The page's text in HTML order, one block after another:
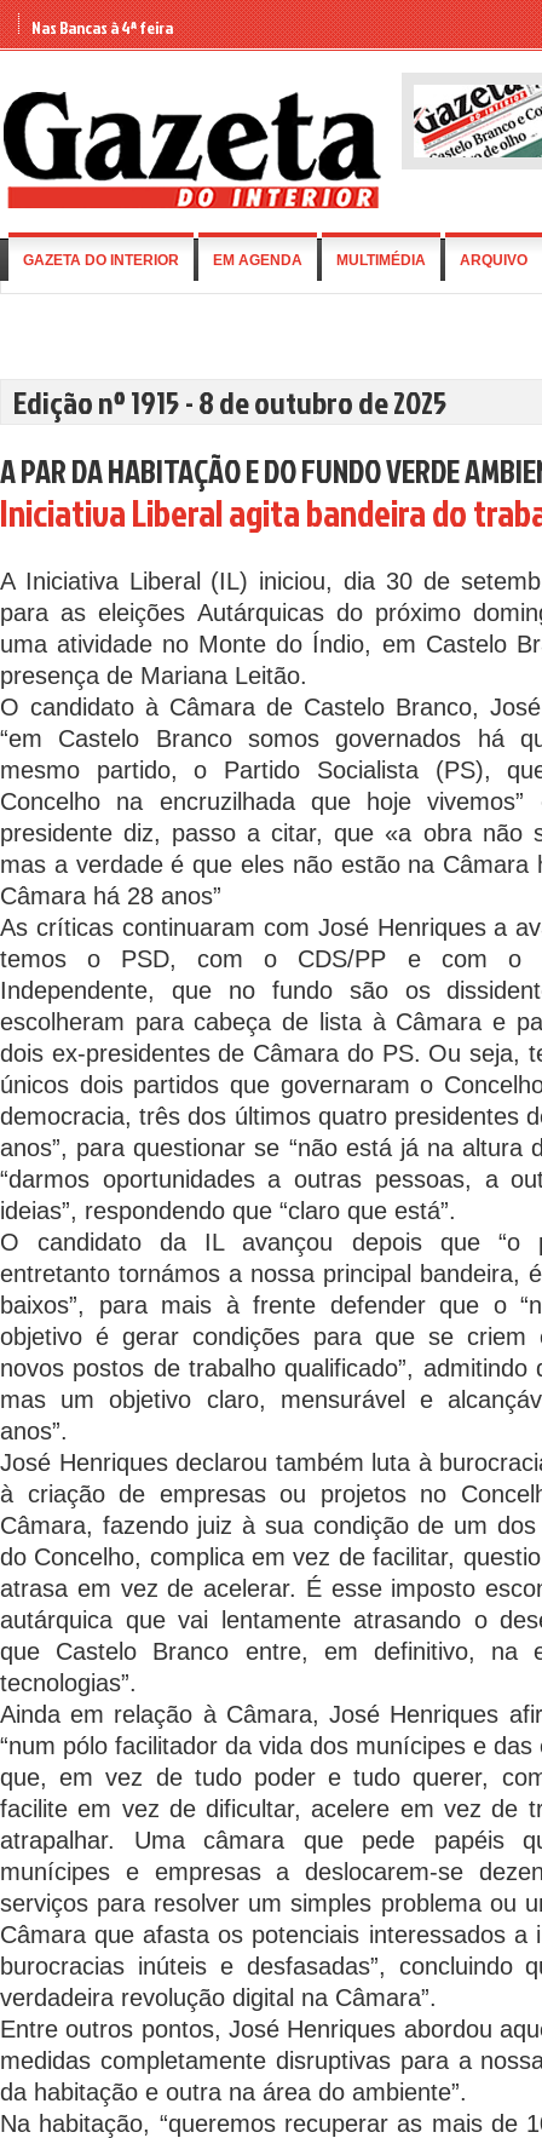
Nas Bancas à 4ª feira
GAZETA DO INTERIOR EM AGENDA MULTIMÉDIA ARQUIVO
Edição nº 1915 - 8 de outubro de 2025
A PAR DA HABITAÇÃO E DO FUNDO VERDE
Iniciativa Liberal agita bandeira do
A Iniciativa Liberal (IL) iniciou, dia 30 de
para as eleições Autárquicas do próximo
uma atividade no Monte do Índio, em Castelo
presença de Mariana Leitão.
O candidato à Câmara de Castelo Branco,
“em Castelo Branco somos governados há
mesmo partido, o Partido Socialista (PS),
Concelho na encruzilhada que hoje
presidente diz, passo a citar, que «a obra não
mas a verdade é que eles não estão na Câmara
Câmara há 28 anos”
As críticas continuaram com José Henriques a
temos o PSD, com o CDS/PP e com o
Independente, que no fundo são os
escolheram para cabeça de lista à Câmara e
dois ex-presidentes de Câmara do PS. Ou seja,
únicos dois partidos que governaram o
democracia, três dos últimos quatro presidentes
anos”, para questionar se “não está já na altura
“darmos oportunidades a outras pessoas, a
ideias”, respondendo que “claro que está”.
O candidato da IL avançou depois que “o
entretanto tornámos a nossa principal bandeira,
baixos”, para mais à frente defender que o
objetivo é gerar condições para que se criem
novos postos de trabalho qualificado”, admitindo
mas um objetivo claro, mensurável e
anos”.
José Henriques declarou também luta à
à criação de empresas ou projetos no
Câmara, fazendo juiz à sua condição de um
do Concelho, complica em vez de facilitar,
atrasa em vez de acelerar. É esse imposto
autárquica que vai lentamente atrasando o
que Castelo Branco entre, em definitivo, na
tecnologias”.
Ainda em relação à Câmara, José Henriques
“num pólo facilitador da vida dos munícipes e
que, em vez de tudo poder e tudo querer,
facilite em vez de dificultar, acelere em vez de
atrapalhar. Uma câmara que pede papéis
munícipes e empresas a deslocarem-se
serviços para resolver um simples problema ou
Câmara que afasta os potenciais interessados a
burocracias inúteis e desfasadas”, concluindo
verdadeira revolução digital na Câmara”.
Entre outros pontos, José Henriques abordou
medidas completamente disruptivas para a
da habitação e outra na área do ambiente”.
Na habitação, “queremos recuperar as mais de